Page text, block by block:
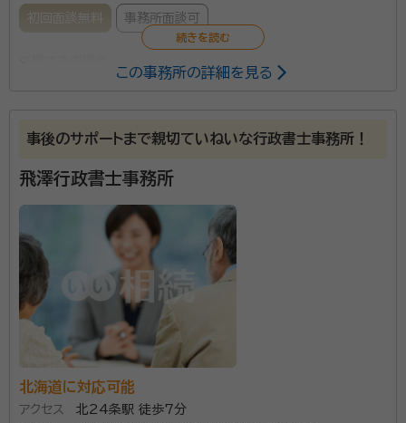
初回面談無料 事務所面談可
皆さんは、身近な人が亡くなられた後、どこへ行き、ど
相続は誰にでも必ず起こります。しかし、その手続きの
多さ、煩雑さには頭を悩ませられます。死亡と同時に発
生する相続という手続き。当事務所があなたにとって最
適な方法をご提案し、円満に進むようお手伝い致しま
す。 当事務所では、必要に応じて司法書士や、税理士な
どそれぞれの専門職と連携して対応いたします。お気軽
にご相談ください。
資格等：
行政書士、宅地建物取引士、2級ファイナンシャル･プランニ
ング技能士
所属団体： 北海道行政書士会
この事務所の詳細を見る
事後のサポートまで親切ていねいな行政書士事務所！
飛澤行政書士事務所
北海道に対応可能
アクセス
北24条駅 徒歩7分